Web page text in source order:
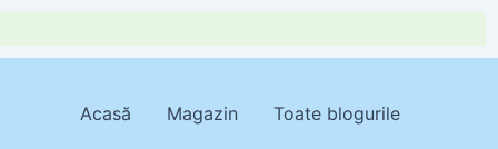
Acasă Magazin Toate blogurile